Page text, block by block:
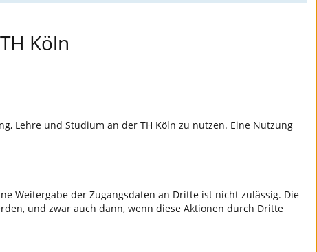
Köln
Lehre und Studium an der TH Köln zu nutzen. Eine Nutzung
Weitergabe der Zugangsdaten an Dritte ist nicht zulässig. Die
und zwar auch dann, wenn diese Aktionen durch Dritte